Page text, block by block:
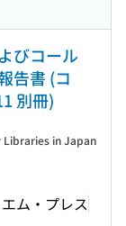
びコール
告書 (コ
別冊)
ム・プレス
Libraries in Japan